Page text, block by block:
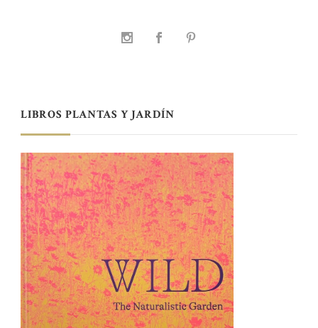
LIBROS PLANTAS Y JARDÍN